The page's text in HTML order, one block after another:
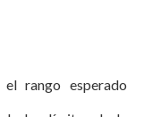
rango esperado